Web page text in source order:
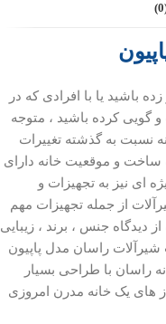
باشید یا با افرادی که در
گویی کرده باشید ، متوجه
نسبت به گذشته تغییرات
ساخت و موقعیت خانه دارای
ای نیز به تجهیزات و
از جمله تجهیزات مهم
دیدگاه جنس ، برند ، زیبایی
راسان مدل پاپیون
راسان با طراحی بسیار
های یک خانه مدرن امروزی